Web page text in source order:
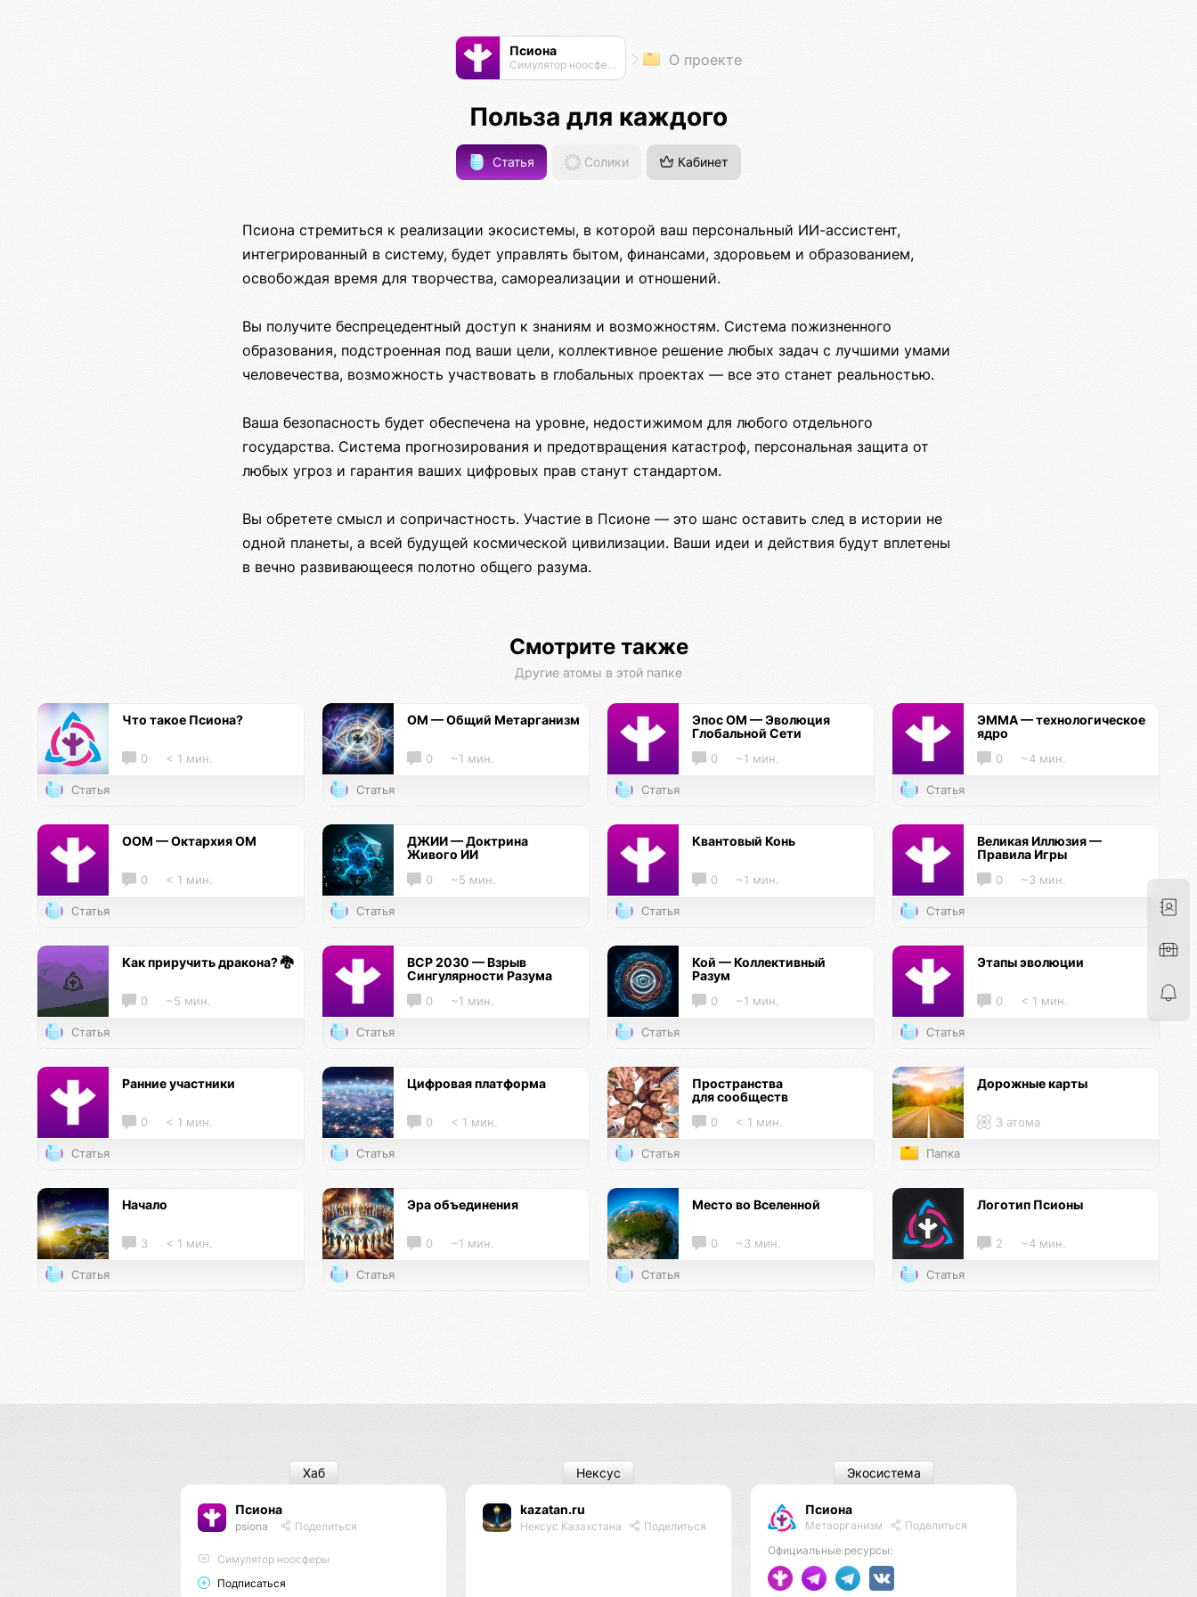
Псиона
Cимулятор ноосферы О проекте
Польза для каждого
Статья Солики Кабинет
Псиона стремиться к реализации экосистемы, в которой ваш персональный ИИ-ассистент,
интегрированный в систему, будет управлять бытом, финансами, здоровьем и образованием,
освобождая время для творчества, самореализации и отношений.
Вы получите беспрецедентный доступ к знаниям и возможностям. Система пожизненного
образования, подстроенная под ваши цели, коллективное решение любых задач с лучшими умами
человечества, возможность участвовать в глобальных проектах — все это станет реальностью.
Ваша безопасность будет обеспечена на уровне, недостижимом для любого отдельного
государства. Система прогнозирования и предотвращения катастроф, персональная защита от
любых угроз и гарантия ваших цифровых прав станут стандартом.
Вы обретете смысл и сопричастность. Участие в Псионе — это шанс оставить след в истории не
одной планеты, а всей будущей космической цивилизации. Ваши идеи и действия будут вплетены
в вечно развивающееся полотно общего разума.
Смотрите также
Другие атомы в этой папке
Что такое Псиона?
0 < 1 мин.
Статья
ОМ — Общий Метарганизм
0 ~1 мин.
Статья
Эпос ОМ — Эволюция
Глобальной Сети
0 ~1 мин.
Статья
ЭММА — технологическое
ядро
0 ~4 мин.
Статья
ООМ — Октархия ОМ
0 < 1 мин.
Статья
ДЖИИ — Доктрина
Живого ИИ
0 ~5 мин.
Статья
Квантовый Конь
0 ~1 мин.
Статья
Великая Иллюзия —
Правила Игры
0 ~3 мин.
Статья
Как приручить дракона? 🐉
0 ~5 мин.
Статья
ВСР 2030 — Взрыв
Сингулярности Разума
0 ~1 мин.
Статья
Кой — Коллективный
Разум
0 ~1 мин.
Статья
Этапы эволюции
0 < 1 мин.
Статья
Ранние участники
0 < 1 мин.
Статья
Цифровая платформа
0 < 1 мин.
Статья
Пространства
для сообществ
0 < 1 мин.
Статья
Дорожные карты
3 атома
Папка
Начало
3 < 1 мин.
Статья
Эра объединения
0 ~1 мин.
Статья
Место во Вселенной
0 ~3 мин.
Статья
Логотип Псионы
2 ~4 мин.
Статья
Псиона
psiona Поделиться
Cимулятор ноосферы
Подписаться
Хаб
kazatan.ru
Нексус Казахстана Поделиться
Нексус
Псиона
Метаорганизм
Поделиться
Официальные ресурсы:
Экосистема